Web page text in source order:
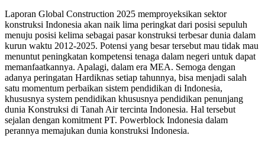
Laporan Global Construction 2025 memproyeksikan sektor
konstruksi Indonesia akan naik lima peringkat dari posisi sepuluh
menuju posisi kelima sebagai pasar konstruksi terbesar dunia dalam
kurun waktu 2012-2025. Potensi yang besar tersebut mau tidak mau
menuntut peningkatan kompetensi tenaga dalam negeri untuk dapat
memanfaatkannya. Apalagi, dalam era MEA. Semoga dengan
adanya peringatan Hardiknas setiap tahunnya, bisa menjadi salah
satu momentum perbaikan sistem pendidikan di Indonesia,
khususnya system pendidikan khususnya pendidikan penunjang
dunia Konstruksi di Tanah Air tercinta Indonesia. Hal tersebut
sejalan dengan komitment PT. Powerblock Indonesia dalam
perannya memajukan dunia konstruksi Indonesia.